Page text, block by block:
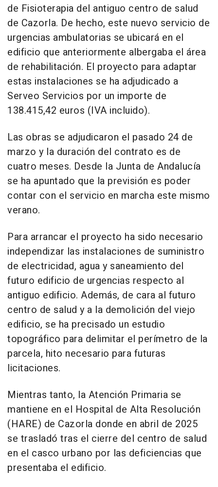
de Fisioterapia del antiguo centro de salud
de Cazorla. De hecho, este nuevo servicio de
urgencias ambulatorias se ubicará en el
edificio que anteriormente albergaba el área
de rehabilitación. El proyecto para adaptar
estas instalaciones se ha adjudicado a
Serveo Servicios por un importe de
138.415,42 euros (IVA incluido).
Las obras se adjudicaron el pasado 24 de
marzo y la duración del contrato es de
cuatro meses. Desde la Junta de Andalucía
se ha apuntado que la previsión es poder
contar con el servicio en marcha este mismo
verano.
Para arrancar el proyecto ha sido necesario
independizar las instalaciones de suministro
de electricidad, agua y saneamiento del
futuro edificio de urgencias respecto al
antiguo edificio. Además, de cara al futuro
centro de salud y a la demolición del viejo
edificio, se ha precisado un estudio
topográfico para delimitar el perímetro de la
parcela, hito necesario para futuras
licitaciones.
Mientras tanto, la Atención Primaria se
mantiene en el Hospital de Alta Resolución
(HARE) de Cazorla donde en abril de 2025
se trasladó tras el cierre del centro de salud
en el casco urbano por las deficiencias que
presentaba el edificio.